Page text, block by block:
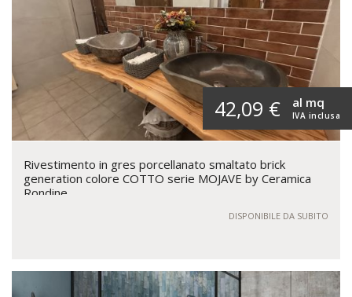
42,09 € IVA inclusa
al mq
Rivestimento in gres porcellanato smaltato brick
generation colore COTTO serie MOJAVE by Ceramica
Rondine
DISPONIBILE DA SUBITO